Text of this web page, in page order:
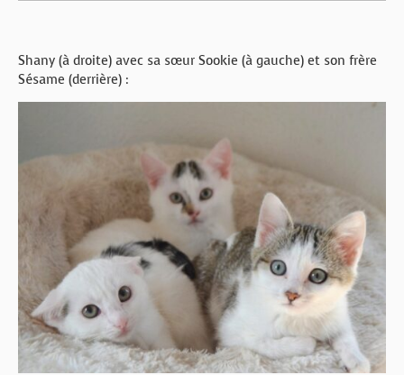
Shany (à droite) avec sa sœur Sookie (à gauche) et son frère
Sésame (derrière) :